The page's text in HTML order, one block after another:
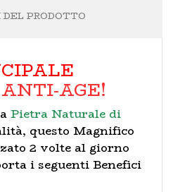
PRODOTTO
ANTI-AGE!
Pietra Naturale di
questo Magnifico
2 volte al giorno
i seguenti Benefici